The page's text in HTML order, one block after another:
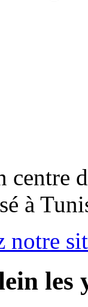
centre
à
notre
les